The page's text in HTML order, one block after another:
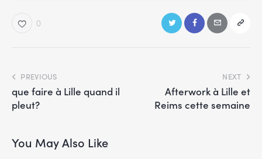
0
PREVIOUS
que faire à Lille quand il
pleut?
NEXT
Afterwork à Lille et
Reims cette semaine
You May Also Like